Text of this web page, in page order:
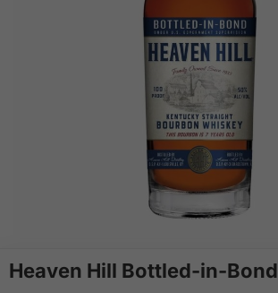
Heaven Hill Bottled-in-Bond